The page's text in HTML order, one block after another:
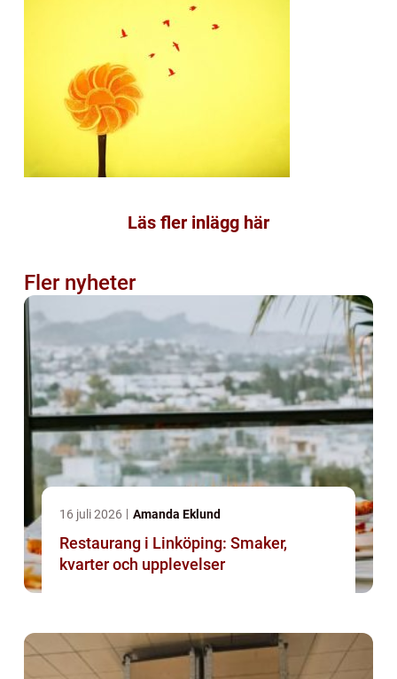
Läs fler inlägg här
Fler nyheter
16 juli 2026 Amanda Eklund
Restaurang i Linköping: Smaker,
kvarter och upplevelser